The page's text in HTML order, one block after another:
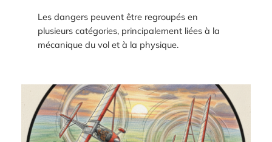
Les dangers peuvent être regroupés en
plusieurs catégories, principalement liées à la
mécanique du vol et à la physique.